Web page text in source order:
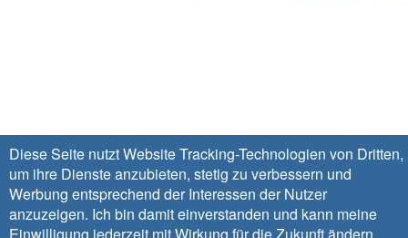
Diese Seite nutzt Website Tracking-Technologien von Dritten,
um ihre Dienste anzubieten, stetig zu verbessern und
Werbung entsprechend der Interessen der Nutzer
anzuzeigen. Ich bin damit einverstanden und kann meine